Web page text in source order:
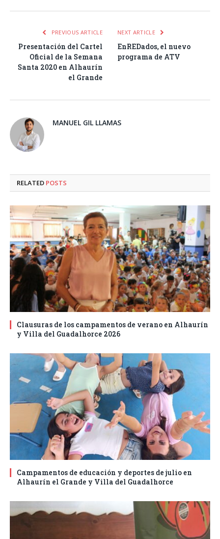
PREVIOUS ARTICLE
Presentación del Cartel
Oficial de la Semana
Santa 2020 en Alhaurín
el Grande
NEXT ARTICLE
EnREDados, el nuevo
programa de ATV
MANUEL GIL LLAMAS
RELATED POSTS
Clausuras de los campamentos de verano en Alhaurín
y Villa del Guadalhorce 2026
Campamentos de educación y deportes de julio en
Alhaurín el Grande y Villa del Guadalhorce